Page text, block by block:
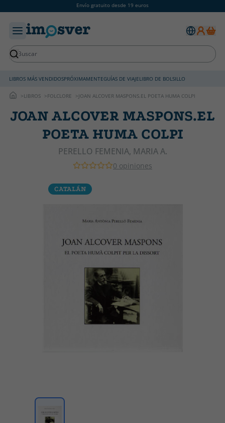
Envío gratuito desde 19 euros
LIBROS MÁS VENDIDOSPRÓXIMAMENTEGUÍAS DE VIAJELIBRO DE BOLSILLO
LIBROS FOLCLORE JOAN ALCOVER MASPONS.EL POETA HUMA COLPI
JOAN ALCOVER MASPONS.EL
POETA HUMA COLPI
PERELLO FEMENIA, MARIA A.
0 opiniones
CATALÁN